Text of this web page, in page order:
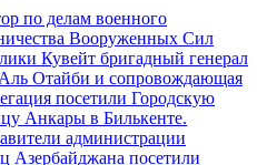
по делам военного
Вооруженных Сил
Кувейт бригадный генерал
Отайби и сопровождающая
посетили Городскую
Анкары в Билькенте.
администрации
Азербайджана посетили